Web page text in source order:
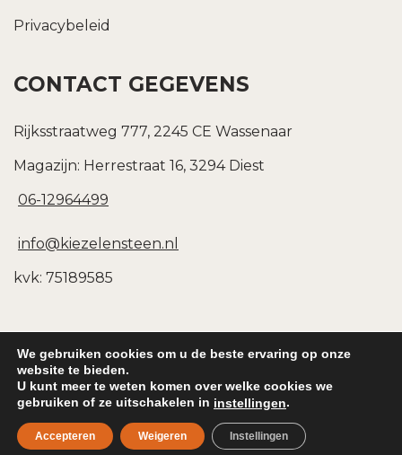
Privacybeleid
CONTACT GEGEVENS
Rijksstraatweg 777, 2245 CE Wassenaar
Magazijn: Herrestraat 16, 3294 Diest
06-12964499
info@kiezelensteen.nl
kvk: 75189585
Copyright © 2026 Kiezel & Steen
Privacybeleid|Sitemap
We gebruiken cookies om u de beste ervaring op onze
website te bieden.
U kunt meer te weten komen over welke cookies we
gebruiken of ze uitschakelen in instellingen.
Accepteren Weigeren Instellingen